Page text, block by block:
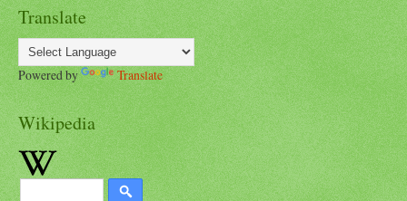
Translate
Powered by Translate
Wikipedia